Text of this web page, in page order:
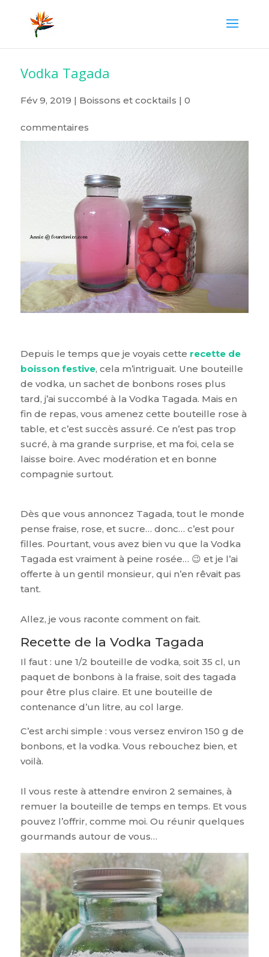
Vodka Tagada
Fév 9, 2019 | Boissons et cocktails | 0
commentaires
Depuis le temps que je voyais cette recette de
boisson festive, cela m’intriguait. Une bouteille
de vodka, un sachet de bonbons roses plus
tard, j’ai succombé à la Vodka Tagada. Mais en
fin de repas, vous amenez cette bouteille rose à
table, et c’est succès assuré. Ce n’est pas trop
sucré, à ma grande surprise, et ma foi, cela se
laisse boire. Avec modération et en bonne
compagnie surtout.
Dès que vous annoncez Tagada, tout le monde
pense fraise, rose, et sucre… donc… c’est pour
filles. Pourtant, vous avez bien vu que la Vodka
Tagada est vraiment à peine rosée… 😉 et je l’ai
offerte à un gentil monsieur, qui n’en rêvait pas
tant.
Allez, je vous raconte comment on fait.
Recette de la Vodka Tagada
Il faut : une 1/2 bouteille de vodka, soit 35 cl, un
paquet de bonbons à la fraise, soit des tagada
pour être plus claire. Et une bouteille de
contenance d’un litre, au col large.
C’est archi simple : vous versez environ 150 g de
bonbons, et la vodka. Vous rebouchez bien, et
voilà.
Il vous reste à attendre environ 2 semaines, à
remuer la bouteille de temps en temps. Et vous
pouvez l’offrir, comme moi. Ou réunir quelques
gourmands autour de vous…